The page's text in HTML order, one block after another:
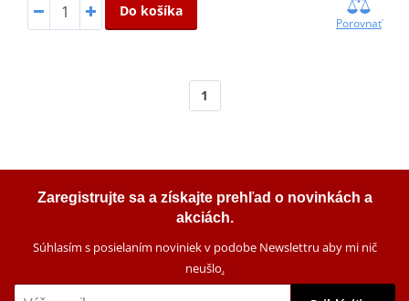
Do košíka
Porovnať
1
Zaregistrujte sa a získajte prehľad o novinkách a
akciách.
Súhlasím s posielaním noviniek v podobe Newslettru aby mi nič
neušlo.